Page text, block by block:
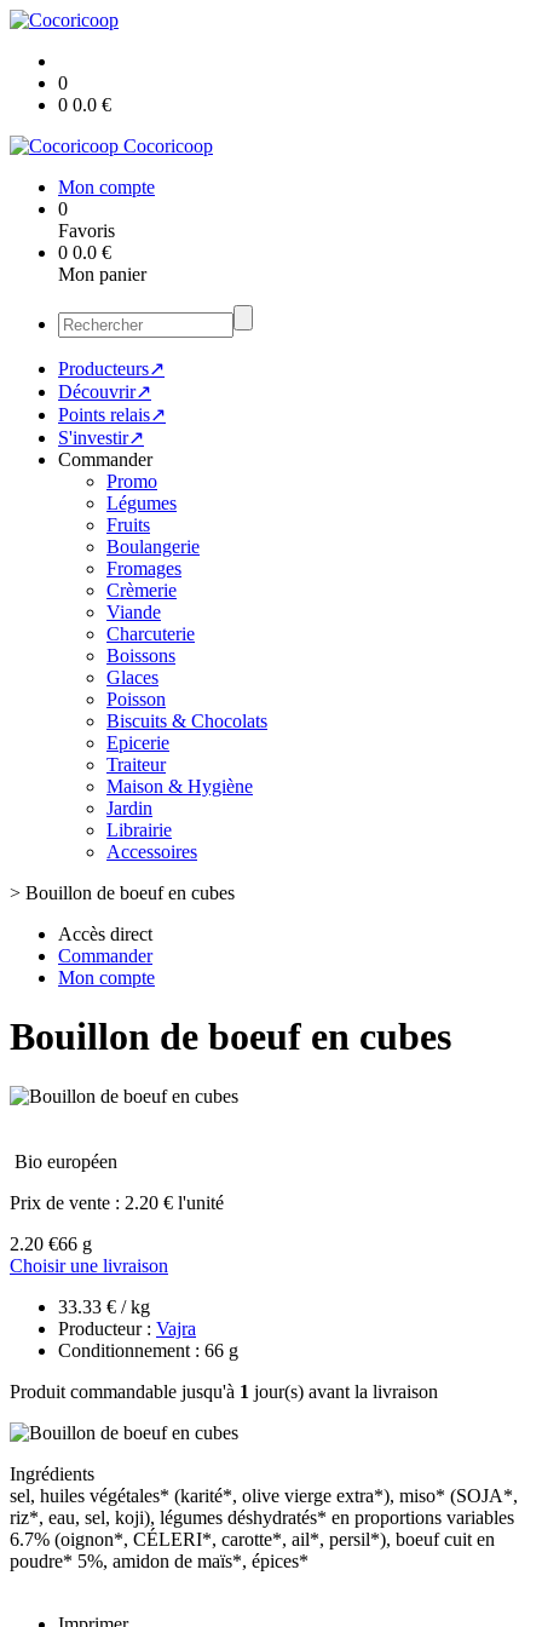
0
0 0.0 €
Cocoricoop
Mon compte
0
Favoris
0 0.0 €
Mon panier
Producteurs↗
Découvrir↗
Points relais↗
S'investir↗
Commander
Promo
Légumes
Fruits
Boulangerie
Fromages
Crèmerie
Viande
Charcuterie
Boissons
Glaces
Poisson
Biscuits & Chocolats
Epicerie
Traiteur
Maison & Hygiène
Jardin
Librairie
Accessoires
> Bouillon de boeuf en cubes
Accès direct
Commander
Mon compte
Bouillon de boeuf en cubes
Bio européen
Prix de vente : 2.20 € l'unité
2.20 €66 g
Choisir une livraison
33.33 € / kg
Producteur : Vajra
Conditionnement : 66 g
Produit commandable jusqu'à 1 jour(s) avant la livraison
Ingrédients
sel, huiles végétales* (karité*, olive vierge extra*), miso* (SOJA*,
riz*, eau, sel, koji), légumes déshydratés* en proportions variables
6.7% (oignon*, CÉLERI*, carotte*, ail*, persil*), boeuf cuit en
poudre* 5%, amidon de maïs*, épices*